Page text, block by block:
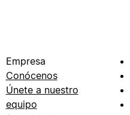
Empresa
Conócenos
Únete a nuestro
equipo